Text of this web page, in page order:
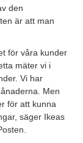
den
är att man
för våra kunder
mäter vi i
Vi har
Men
för att kunna
säger Ikeas